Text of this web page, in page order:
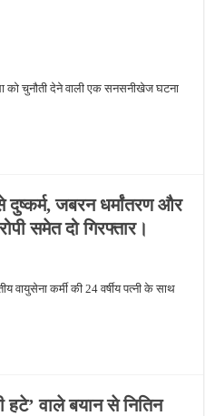
को चुनौती देने वाली एक सनसनीखेज घटना
दुष्कर्म, जबरन धर्मांतरण और
समेत दो गिरफ्तार।
वायुसेना कर्मी की 24 वर्षीय पत्नी के साथ
हटे’ वाले बयान से नितिन